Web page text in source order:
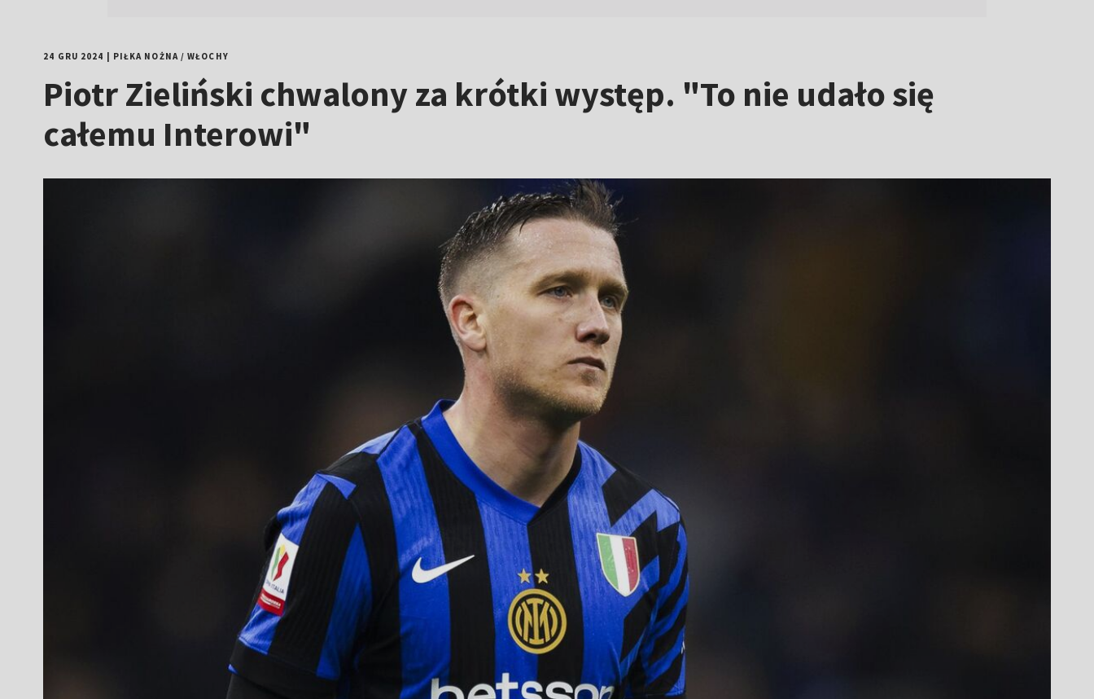
24 GRU 2024 PIŁKA NOŻNA/WŁOCHY
Piotr Zieliński chwalony za krótki występ. "To nie udało się
całemu Interowi"